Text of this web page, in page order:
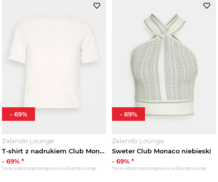
Zalando Lounge
T-shirt z nadrukiem Club Monaco różowy
- 69% *
*cena widoczna po zalogowaniu w Zalando Lounge
- 69%
Zalando Lounge
Sweter Club Monaco niebieski
- 69% *
*cena widoczna po zalogowaniu w Zalando Lounge
- 69%